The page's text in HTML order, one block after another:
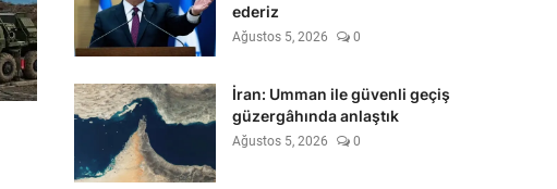
ederiz
Ağustos 5, 2026 0
İran: Umman ile güvenli geçiş
güzergâhında anlaştık
Ağustos 5, 2026 0